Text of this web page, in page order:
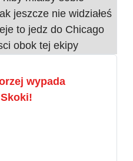
jeszcze nie widziałeś
to jedz do Chicago
obok tej ekipy
wypada